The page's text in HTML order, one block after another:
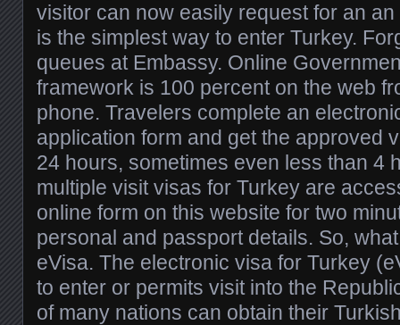
visitor can now easily request for an
is the simplest way to enter Turkey.
queues at Embassy. Online
framework is 100 percent on the web
phone. Travelers complete an
application form and get the approved
24 hours, sometimes even less than 4
multiple visit visas for Turkey are
online form on this website for two
personal and passport details. So,
eVisa. The electronic visa for Turkey
to enter or permits visit into the
of many nations can obtain their